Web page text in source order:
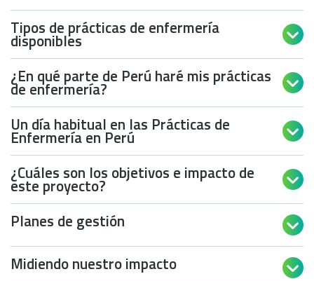
Tipos de prácticas de enfermería
disponibles 
¿En qué parte de Perú haré mis prácticas
de enfermería? 
Un día habitual en las Prácticas de
Enfermería en Perú 
¿Cuáles son los objetivos e impacto de
este proyecto? 
Planes de gestión 
Midiendo nuestro impacto 